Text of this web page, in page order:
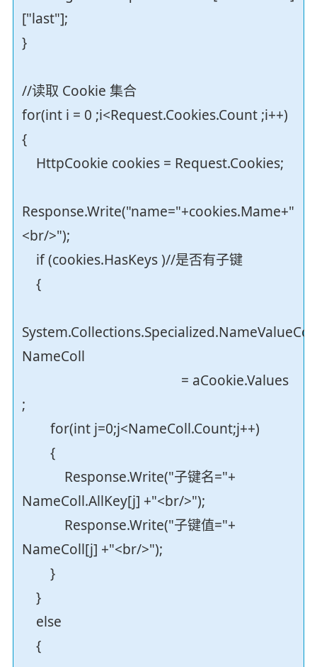
["last"];
}
//读取 Cookie 集合
for(int i = 0 ;i<Request.Cookies.Count ;i++)
{
HttpCookie cookies = Request.Cookies;
Response.Write("name="+cookies.Mame+"
<br/>");
if (cookies.HasKeys )//是否有子键
{
NameColl
= aCookie.Values
;
for(int j=0;j<NameColl.Count;j++)
{
Response.Write("子键名="+
NameColl.AllKey[j] +"<br/>");
Response.Write("子键值="+
NameColl[j] +"<br/>");
}
}
else
{